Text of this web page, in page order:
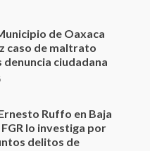
lo investiga por
delitos de
organizada y
Oaxaca-